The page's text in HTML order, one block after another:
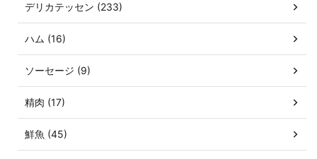
デリカテッセン (233)
ハム (16)
ソーセージ (9)
精肉 (17)
鮮魚 (45)